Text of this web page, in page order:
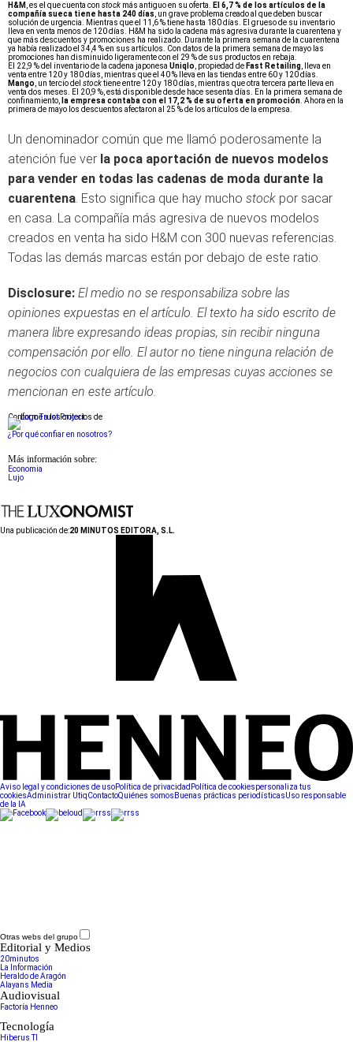
H&M , es el que cuenta con stock más antiguo en su oferta.
El 6,7 % de los artículos de la
compañía sueca tiene hasta 240 días , un grave problema creado al que deben buscar
solución de urgencia. Mientras que el 11,6 % tiene hasta 180 días. El grueso de su inventario
lleva en venta menos de 120 días. H&M ha sido la cadena más agresiva durante la cuarentena y
que más descuentos y promociones ha realizado. Durante la primera semana de la cuarentena
ya había realizado el 34,4 % en sus artículos. Con datos de la primera semana de mayo las
promociones han disminuido ligeramente con el 29 % de sus productos en rebaja.
El 22,9 % del inventario de la cadena japonesa Uniqlo , propiedad de Fast Retailing , lleva en
venta entre 120 y 180 días, mientras que el 40 % lleva en las tiendas entre 60 y 120 días.
Mango , un tercio del stocktiene entre 120 y 180 días, mientras que otra tercera parte lleva en
venta dos meses. El 20,9 %, está disponible desde hace sesenta días. En la primera semana de
confinamiento,
la empresa contaba con el 17,2 % de su oferta en promoción . Ahora en la
primera de mayo los descuentos afectaron al 25 % de los artículos de la empresa.
Un denominador común que me llamó poderosamente la
atención fue ver la poca aportación de nuevos modelos
para vender en todas las cadenas de moda durante la
cuarentena. Esto significa que hay mucho stock por sacar
en casa. La compañía más agresiva de nuevos modelos
creados en venta ha sido H&M con 300 nuevas referencias.
Todas las demás marcas están por debajo de este ratio.
Disclosure: El medio no se responsabiliza sobre las
opiniones expuestas en el artículo. El texto ha sido escrito de
manera libre expresando ideas propias, sin recibir ninguna
compensación por ello. El autor no tiene ninguna relación de
negocios con cualquiera de las empresas cuyas acciones se
mencionan en este artículo.
Conforme a los criterios de
¿Por qué confiar en nosotros?
Más información sobre:
Economia
Lujo
Una publicación de:20 MINUTOS EDITORA, S.L.
Aviso legal y condiciones de usoPolítica de privacidad Política de cookiespersonaliza tus
cookiesAdministrar UtiqContactoQuiénes somos Buenas prácticas periodísticasUso responsable
de la IA
Otras webs del grupo
Editorial y Medios
20minutos
La Información
Heraldo de Aragón
Alayans Media
Audiovisual
Factoría Henneo
Tecnología
Hiberus TI